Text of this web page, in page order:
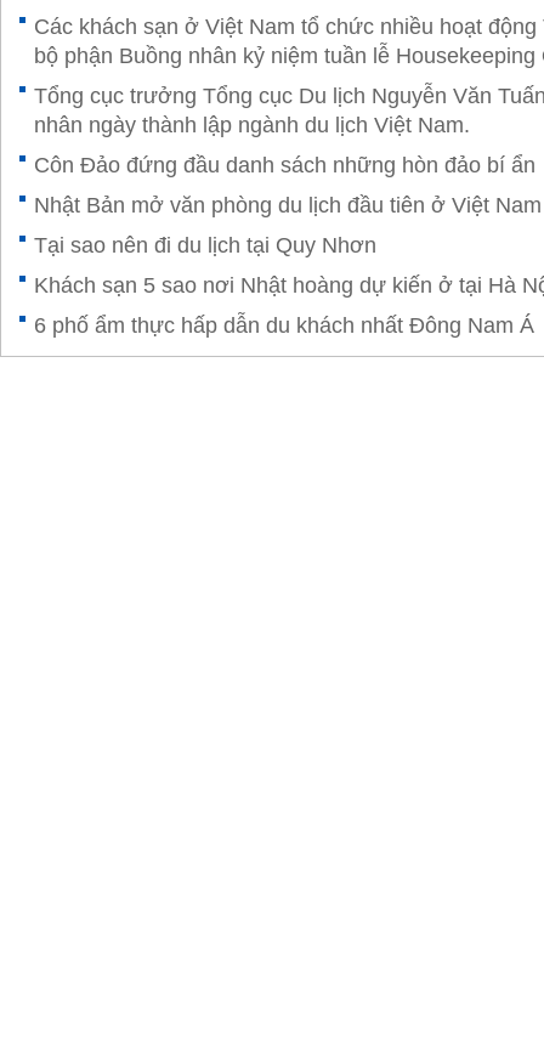
Các khách sạn ở Việt Nam tổ chức nhiều hoạt
bộ phận Buồng nhân kỷ niệm tuần lễ Housekeeping
Tổng cục trưởng Tổng cục Du lịch Nguyễn Văn
nhân ngày thành lập ngành du lịch Việt Nam.
Côn Đảo đứng đầu danh sách những hòn đảo bí ẩn
Nhật Bản mở văn phòng du lịch đầu tiên ở Việt Nam
Tại sao nên đi du lịch tại Quy Nhơn
Khách sạn 5 sao nơi Nhật hoàng dự kiến ở tại Hà
6 phố ẩm thực hấp dẫn du khách nhất Đông Nam Á